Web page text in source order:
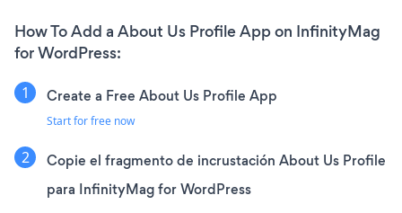
How To Add a About Us Profile App on InfinityMag
for WordPress:
Create a Free About Us Profile App
Start for free now
Copie el fragmento de incrustación About Us Profile
para InfinityMag for WordPress